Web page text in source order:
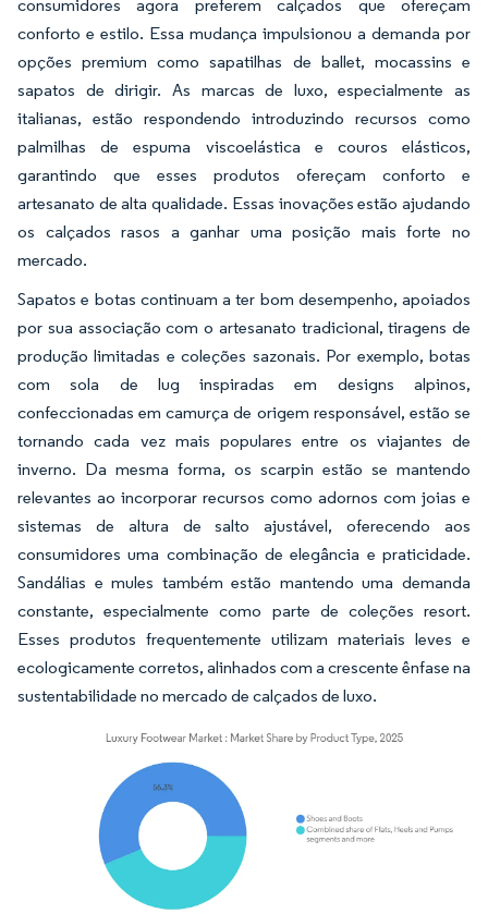
consumidores agora preferem calçados que ofereçam
conforto e estilo. Essa mudança impulsionou a demanda por
opções premium como sapatilhas de ballet, mocassins e
sapatos de dirigir. As marcas de luxo, especialmente as
italianas, estão respondendo introduzindo recursos como
palmilhas de espuma viscoelástica e couros elásticos,
garantindo que esses produtos ofereçam conforto e
artesanato de alta qualidade. Essas inovações estão ajudando
os calçados rasos a ganhar uma posição mais forte no
mercado.
Sapatos e botas continuam a ter bom desempenho, apoiados
por sua associação com o artesanato tradicional, tiragens de
produção limitadas e coleções sazonais. Por exemplo, botas
com sola de lug inspiradas em designs alpinos,
confeccionadas em camurça de origem responsável, estão se
tornando cada vez mais populares entre os viajantes de
inverno. Da mesma forma, os scarpin estão se mantendo
relevantes ao incorporar recursos como adornos com joias e
sistemas de altura de salto ajustável, oferecendo aos
consumidores uma combinação de elegância e praticidade.
Sandálias e mules também estão mantendo uma demanda
constante, especialmente como parte de coleções resort.
Esses produtos frequentemente utilizam materiais leves e
ecologicamente corretos, alinhados com a crescente ênfase na
sustentabilidade no mercado de calçados de luxo.